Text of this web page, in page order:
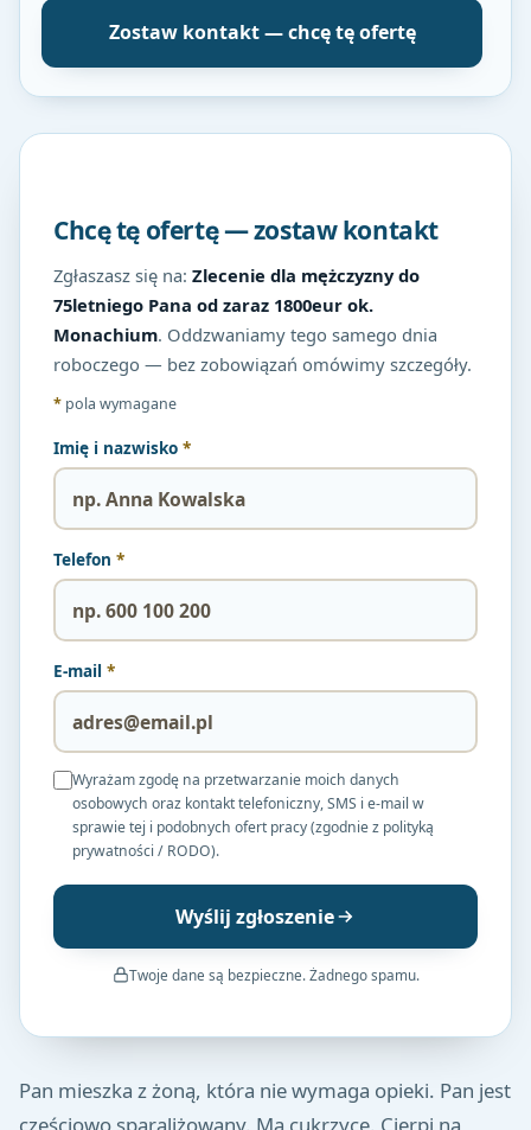
Zostaw kontakt — chcę tę ofertę
Chcę tę ofertę — zostaw kontakt
Zgłaszasz się na: Zlecenie dla mężczyzny do
75letniego Pana od zaraz 1800eur ok.
Monachium. Oddzwaniamy tego samego dnia
roboczego — bez zobowiązań omówimy szczegóły.
* pola wymagane
Imię i nazwisko *
Telefon *
E-mail *
Wyrażam zgodę na przetwarzanie moich danych
osobowych oraz kontakt telefoniczny, SMS i e-mail w
sprawie tej i podobnych ofert pracy (zgodnie z polityką
prywatności / RODO).
Wyślij zgłoszenie
Twoje dane są bezpieczne. Żadnego spamu.
Pan mieszka z żoną, która nie wymaga opieki. Pan jest